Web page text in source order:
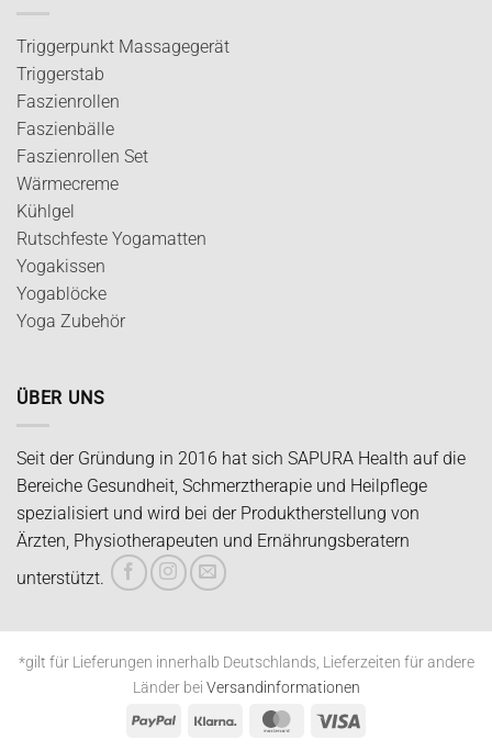
Triggerpunkt Massagegerät
Triggerstab
Faszienrollen
Faszienbälle
Faszienrollen Set
Wärmecreme
Kühlgel
Rutschfeste Yogamatten
Yogakissen
Yogablöcke
Yoga Zubehör
ÜBER UNS
Seit der Gründung in 2016 hat sich SAPURA Health auf die
Bereiche Gesundheit, Schmerztherapie und Heilpflege
spezialisiert und wird bei der Produktherstellung von
Ärzten, Physiotherapeuten und Ernährungsberatern
unterstützt.
*gilt für Lieferungen innerhalb Deutschlands, Lieferzeiten für andere
Länder bei Versandinformationen
PayPal
Klarna MasterCard